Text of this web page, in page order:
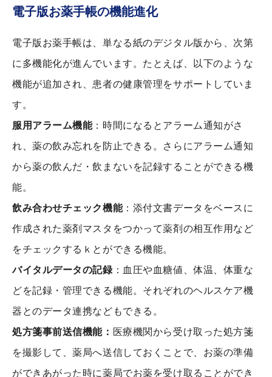
電子版お薬手帳の機能進化
電子版お薬手帳は、単なる紙のデジタル版から、次第
に多機能化が進んでいます。たとえば、以下のような
機能が追加され、患者の健康管理をサポートしていま
す。
服用アラーム機能：時間になるとアラーム通知がさ
れ、薬の飲み忘れを防止できる。さらにアラーム通知
から薬の飲んだ・飲まないを記録することができる機
能。
飲み合わせチェック機能：添付文書データをベースに
作成された薬剤マスタをつかって薬剤の相互作用など
をチェックするｋとができる機能。
バイタルデータの記録：血圧や血糖値、体温、体重な
どを記録・管理できる機能。それぞれのヘルスケア機
器とのデータ連携などもできる。
処方箋事前送信機能： 医療機関から受け取った処方箋
を撮影して、薬局へ送信しておくことで、お薬の準備
ができあがった時に薬局でお薬を受け取ることができ